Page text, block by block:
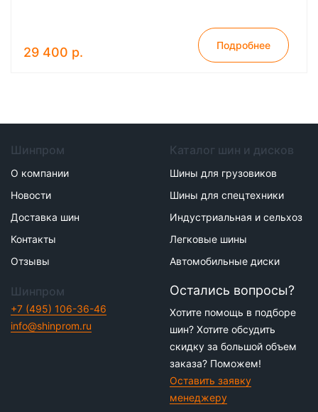
29 400 р. Подробнее
Шинпром
О компании
Новости
Доставка шин
Контакты
Отзывы
Каталог шин и дисков
Шины для грузовиков
Шины для спецтехники
Индустриальная и сельхоз
Легковые шины
Автомобильные диски
Шинпром
+7 (495) 106-36-46
info@shinprom.ru
Остались вопросы?
Хотите помощь в подборе
шин? Хотите обсудить
скидку за большой объем
заказа? Поможем!
Оставить заявку
менеджеру